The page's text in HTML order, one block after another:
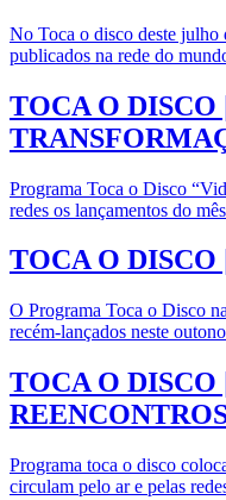
No Toca o disco deste julho
publicados na rede do
TOCA O
Programa Toca o Disco
redes os lançamentos do
TOCA O
O Programa Toca o Disco
recém-lançados neste
TOCA O DISCO
Programa toca o disco
circulam pelo ar e pelas